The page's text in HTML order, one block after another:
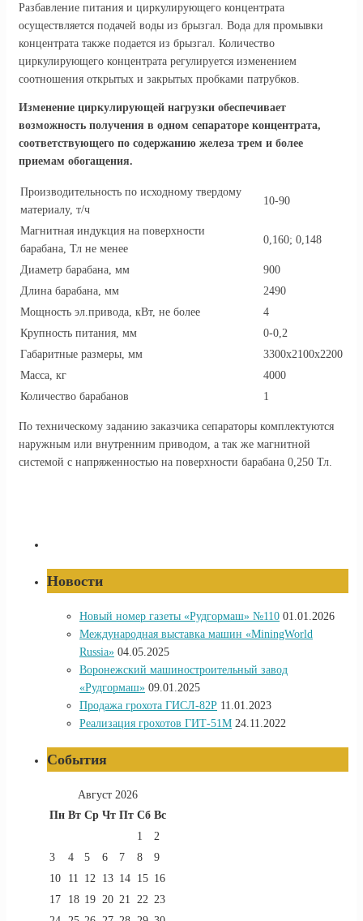
Разбавление питания и циркулирующего концентрата
осуществляется подачей воды из брызгал. Вода для промывки
концентрата также подается из брызгал. Количество
циркулирующего концентрата регулируется изменением
соотношения открытых и закрытых пробками патрубков.
Изменение циркулирующей нагрузки обеспечивает
возможность получения в одном сепараторе концентрата,
соответствующего по содержанию железа трем и более
приемам обогащения.
Производительность по исходному твердому
материалу, т/ч
10-90
Магнитная индукция на поверхности
барабана, Тл не менее
0,160; 0,148
Диаметр барабана, мм
900
Длина барабана, мм
2490
Мощность эл.привода, кВт, не более
4
Крупность питания, мм
0-0,2
Габаритные размеры, мм
3300х2100х2200
Масса, кг
4000
Количество барабанов
1
По техническому заданию заказчика сепараторы комплектуются
наружным или внутренним приводом, а так же магнитной
системой с напряженностью на поверхности барабана 0,250 Тл.
Новости
Новый номер газеты «Рудгормаш» №110 01.01.2026
Международная выставка машин «MiningWorld
Russia» 04.05.2025
Воронежский машиностроительный завод
«Рудгормаш» 09.01.2025
Продажа грохота ГИСЛ-82Р 11.01.2023
Реализация грохотов ГИТ-51М 24.11.2022
События
Август 2026
Пн Вт Ср Чт Пт Сб Вс
1
2
3
4 5 6 7 8
9
10
11 12 13 14 15 16
17
18 19 20 21 22 23